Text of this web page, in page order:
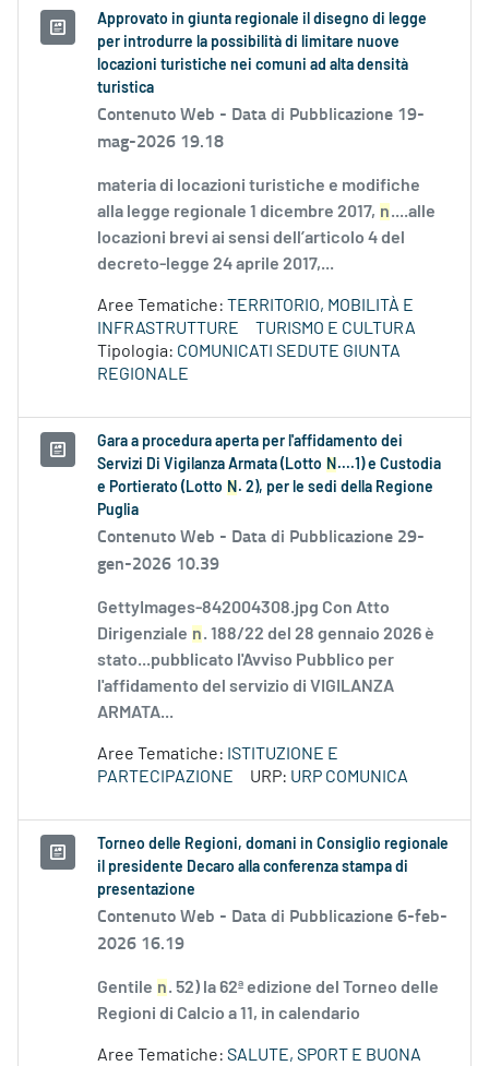
Approvato in giunta regionale il disegno di legge
per introdurre la possibilità di limitare nuove
locazioni turistiche nei comuni ad alta densità
turistica
Contenuto Web - Data di Pubblicazione 19-
mag-2026 19.18
materia di locazioni turistiche e modifiche
alla legge regionale 1 dicembre 2017, n....alle
locazioni brevi ai sensi dell’articolo 4 del
decreto-legge 24 aprile 2017,...
Aree Tematiche: TERRITORIO, MOBILITÀ E
INFRASTRUTTURE
TURISMO E CULTURA
Tipologia: COMUNICATI SEDUTE GIUNTA
REGIONALE
Gara a procedura aperta per l'affidamento dei
Servizi Di Vigilanza Armata (Lotto N ....1) e Custodia
e Portierato (Lotto N . 2), per le sedi della Regione
Puglia
Contenuto Web - Data di Pubblicazione 29-
gen-2026 10.39
GettyImages-842004308.jpg Con Atto
Dirigenziale n. 188/22 del 28 gennaio 2026 è
stato...pubblicato l'Avviso Pubblico per
l'affidamento del servizio di VIGILANZA
ARMATA...
Aree Tematiche: ISTITUZIONE E
PARTECIPAZIONE
URP: URP COMUNICA
Torneo delle Regioni, domani in Consiglio regionale
il presidente Decaro alla conferenza stampa di
presentazione
Contenuto Web - Data di Pubblicazione 6-feb-
2026 16.19
Gentile n. 52) la 62ª edizione del Torneo delle
Regioni di Calcio a 11, in calendario
Aree Tematiche: SALUTE, SPORT E BUONA